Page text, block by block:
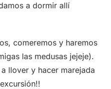
a dormir allí
comeremos y haremos
las medusas jejeje).
llover y hacer marejada